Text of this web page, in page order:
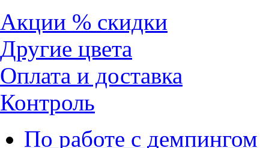
Акции % скидки
Другие цвета
Оплата и доставка
Контроль
По работе с демпингом